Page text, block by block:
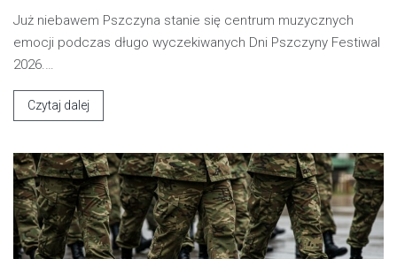
Już niebawem Pszczyna stanie się centrum muzycznych
emocji podczas długo wyczekiwanych Dni Pszczyny Festiwal
2026.…
Czytaj dalej